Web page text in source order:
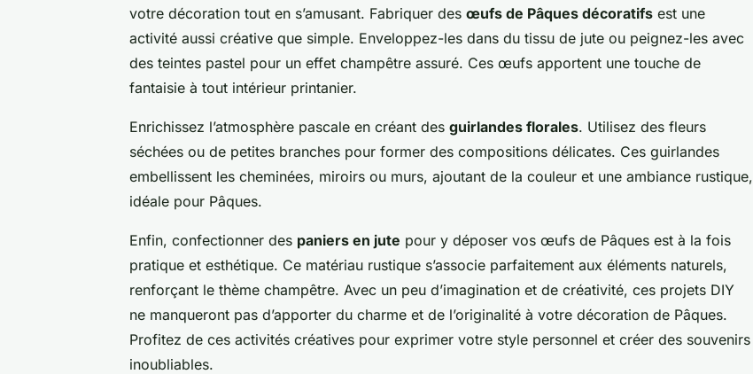
votre décoration tout en s’amusant. Fabriquer des œufs de Pâques décoratifs est une
activité aussi créative que simple. Enveloppez-les dans du tissu de jute ou peignez-les avec
des teintes pastel pour un effet champêtre assuré. Ces œufs apportent une touche de
fantaisie à tout intérieur printanier.
Enrichissez l’atmosphère pascale en créant des guirlandes florales. Utilisez des fleurs
séchées ou de petites branches pour former des compositions délicates. Ces guirlandes
embellissent les cheminées, miroirs ou murs, ajoutant de la couleur et une ambiance rustique,
idéale pour Pâques.
Enfin, confectionner des paniers en jute pour y déposer vos œufs de Pâques est à la fois
pratique et esthétique. Ce matériau rustique s’associe parfaitement aux éléments naturels,
renforçant le thème champêtre. Avec un peu d’imagination et de créativité, ces projets DIY
ne manqueront pas d’apporter du charme et de l’originalité à votre décoration de Pâques.
Profitez de ces activités créatives pour exprimer votre style personnel et créer des souvenirs
inoubliables.